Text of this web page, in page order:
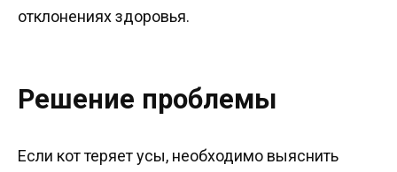
отклонениях здоровья.
Решение проблемы
Если кот теряет усы, необходимо выяснить